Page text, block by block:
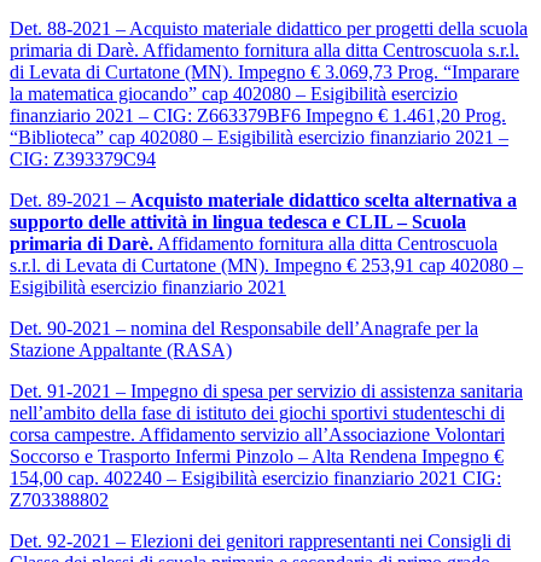
Det. 88-2021 – Acquisto materiale didattico per progetti della scuola
primaria di Darè. Affidamento fornitura alla ditta Centroscuola s.r.l.
di Levata di Curtatone (MN). Impegno € 3.069,73 Prog. “Imparare
la matematica giocando” cap 402080 – Esigibilità esercizio
finanziario 2021 – CIG: Z663379BF6 Impegno € 1.461,20 Prog.
“Biblioteca” cap 402080 – Esigibilità esercizio finanziario 2021 –
CIG: Z393379C94
Det. 89-2021 – Acquisto materiale didattico scelta alternativa a
supporto delle attività in lingua tedesca e CLIL – Scuola
primaria di Darè. Affidamento fornitura alla ditta Centroscuola
s.r.l. di Levata di Curtatone (MN). Impegno € 253,91 cap 402080 –
Esigibilità esercizio finanziario 2021
Det. 90-2021 – nomina del Responsabile dell’Anagrafe per la
Stazione Appaltante (RASA)
Det. 91-2021 – Impegno di spesa per servizio di assistenza sanitaria
nell’ambito della fase di istituto dei giochi sportivi studenteschi di
corsa campestre. Affidamento servizio all’Associazione Volontari
Soccorso e Trasporto Infermi Pinzolo – Alta Rendena Impegno €
154,00 cap. 402240 – Esigibilità esercizio finanziario 2021 CIG:
Z703388802
Det. 92-2021 – Elezioni dei genitori rappresentanti nei Consigli di